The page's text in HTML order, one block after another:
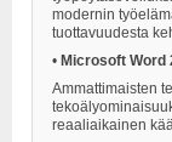
modernin
tuottavuudesta
• Microsoft Word
Ammattimaisten
reaaliaikainen